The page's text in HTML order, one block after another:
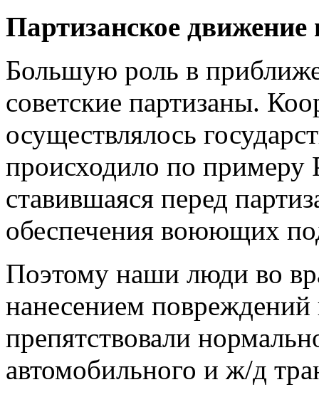
Партизанское
Большую роль в
советские партизаны.
осуществлялось
происходило по примеру
ставившаяся перед
обеспечения воюющих
Поэтому наши люди во
нанесением
препятствовали
автомобильного и ж/д